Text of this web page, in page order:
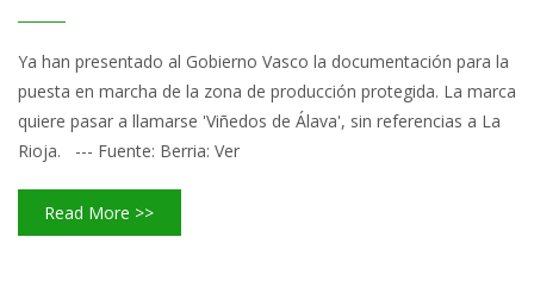
Ya han presentado al Gobierno Vasco la documentación para la
puesta en marcha de la zona de producción protegida. La marca
quiere pasar a llamarse 'Viñedos de Álava', sin referencias a La
Rioja. --- Fuente: Berria: Ver
Read More >>